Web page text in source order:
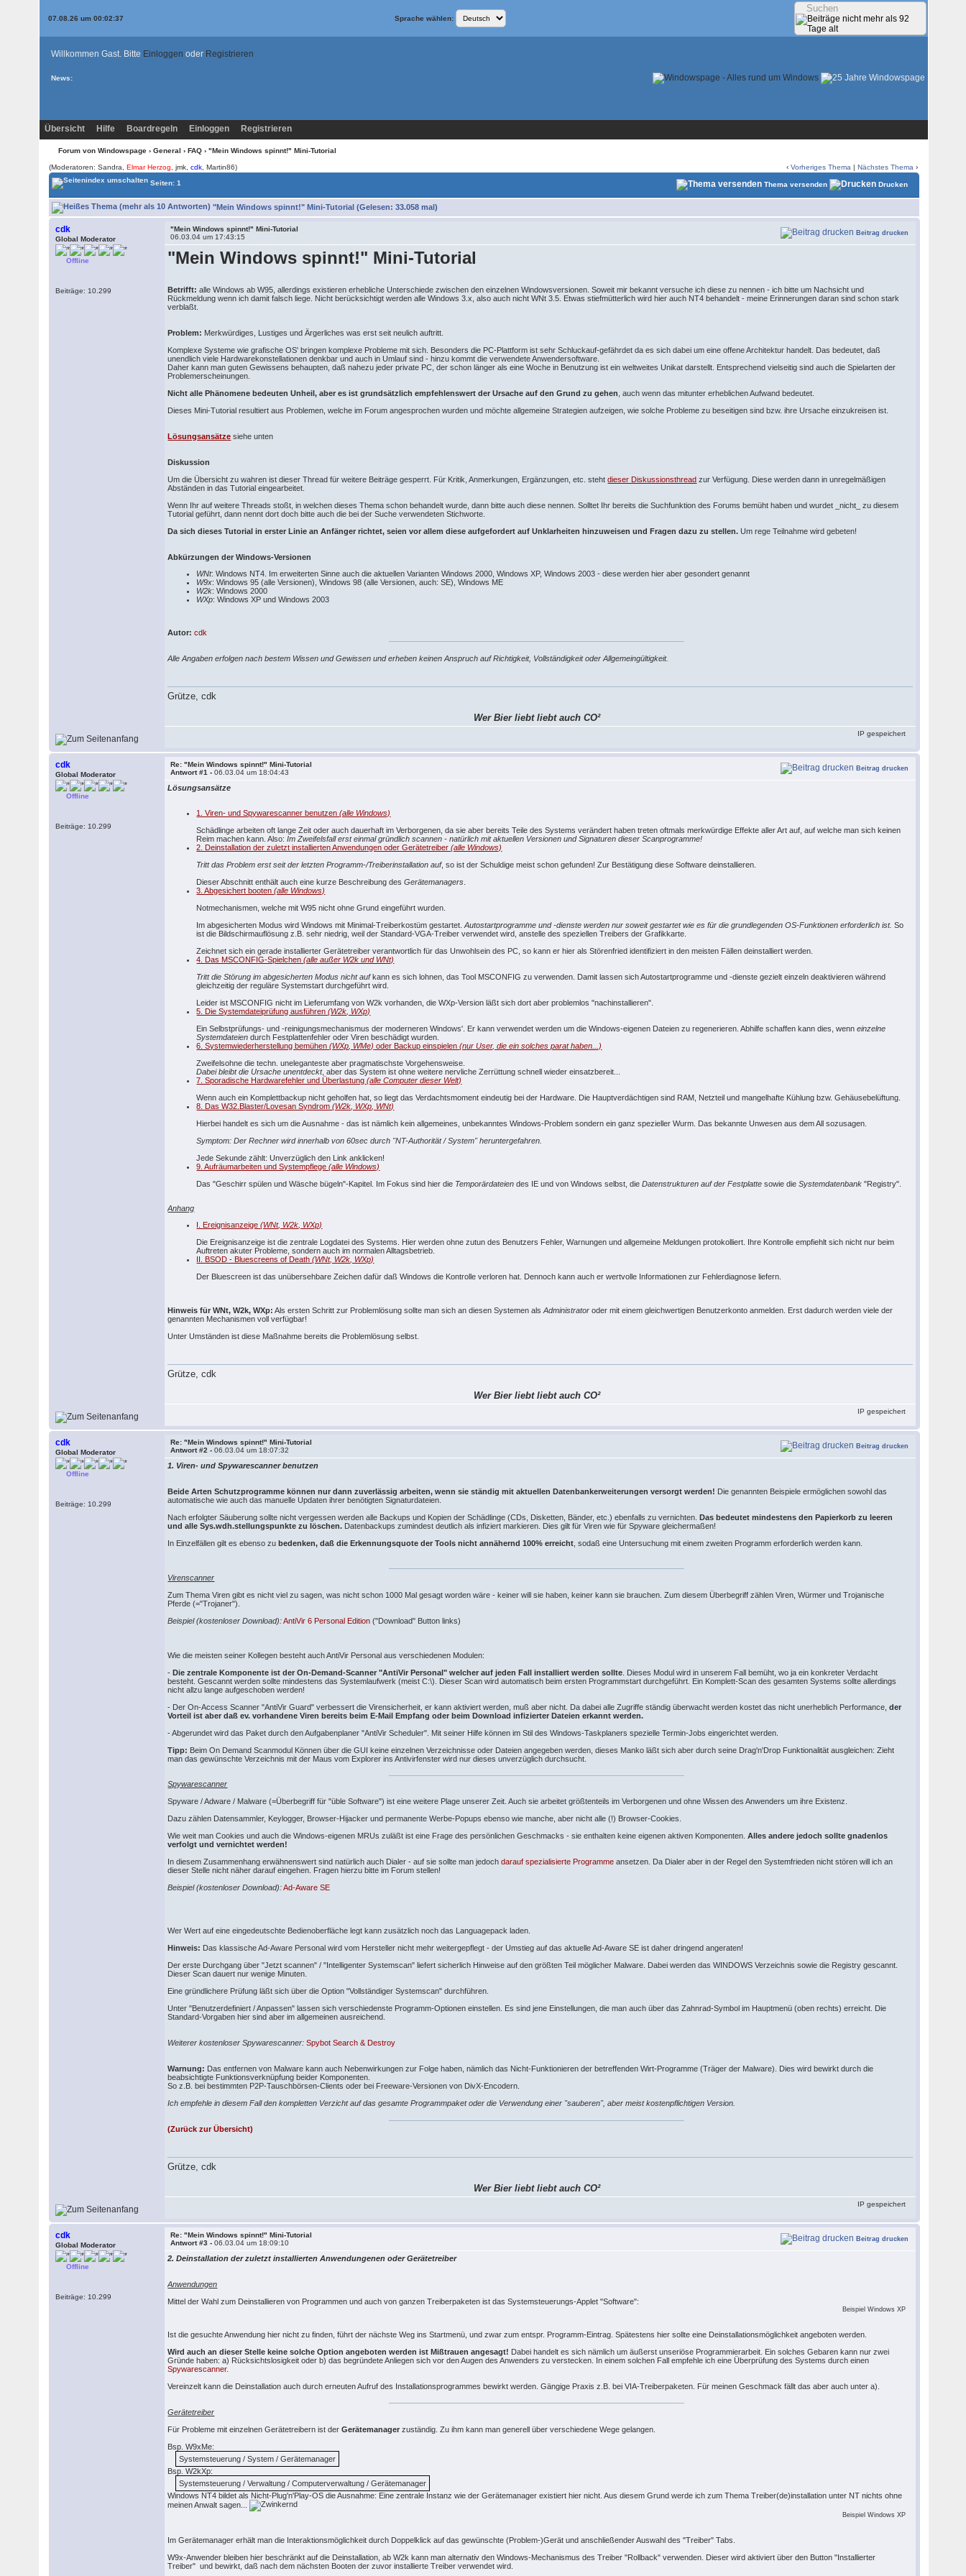
07.08.26 um 00:02:37 Sprache wählen:
Willkommen Gast. Bitte Einloggen oder Registrieren
News:
Übersicht Hilfe Boardregeln Einloggen Registrieren
Forum von Windowspage › General › FAQ › "Mein Windows spinnt!" Mini-Tutorial
(Moderatoren: Sandra,Elmar Herzog , jmk,cdk , Martin86) ‹Vorheriges Thema |Nächstes Thema ›
Seiten: 1
Thema versenden Drucken
"Mein Windows spinnt!" Mini-Tutorial (Gelesen: 33.058 mal)
cdk
Global Moderator
Offline
Beiträge: 10.299
"Mein Windows spinnt!" Mini-Tutorial
06.03.04 um 17:43:15
Beitrag drucken
"Mein Windows spinnt!" Mini-Tutorial
Betrifft: alle Windows ab W95, allerdings existieren erhebliche Unterschiede zwischen den einzelnen Windowsversionen. Soweit mir bekannt versuche ich diese zu nennen - ich bitte um Nachsicht und
Rückmeldung wenn ich damit falsch liege. Nicht berücksichtigt werden alle Windows 3.x, also auch nicht WNt 3.5. Etwas stiefmütterlich wird hier auch NT4 behandelt - meine Erinnerungen daran sind schon stark
verblaßt.
Problem: Merkwürdiges, Lustiges und Ärgerliches was erst seit neulich auftritt.
Komplexe Systeme wie grafische OS' bringen komplexe Probleme mit sich. Besonders die PC-Plattform ist sehr Schluckauf-gefährdet da es sich dabei um eine offene Architektur handelt. Das bedeutet, daß
unendlich viele Hardwarekonstellationen denkbar und auch in Umlauf sind - hinzu kommt die verwendete Anwendersoftware.
Daher kann man guten Gewissens behaupten, daß nahezu jeder private PC, der schon länger als eine Woche in Benutzung ist ein weltweites Unikat darstellt. Entsprechend vielseitig sind auch die Spielarten der
Problemerscheinungen.
Nicht alle Phänomene bedeuten Unheil, aber es ist grundsätzlich empfehlenswert der Ursache auf den Grund zu gehen , auch wenn das mitunter erheblichen Aufwand bedeutet.
Dieses Mini-Tutorial resultiert aus Problemen, welche im Forum angesprochen wurden und möchte allgemeine Strategien aufzeigen, wie solche Probleme zu beseitigen sind bzw. ihre Ursache einzukreisen ist.
Lösungsansätze siehe unten
Diskussion
Um die Übersicht zu wahren ist dieser Thread für weitere Beiträge gesperrt. Für Kritik, Anmerkungen, Ergänzungen, etc. stehtdieser Diskussionsthread zur Verfügung. Diese werden dann in unregelmäßigen
Abständen in das Tutorial eingearbeitet.
Wenn Ihr auf weitere Threads stoßt, in welchen dieses Thema schon behandelt wurde, dann bitte auch diese nennen. Solltet Ihr bereits die Suchfunktion des Forums bemüht haben und wurdet _nicht_ zu diesem
Tutorial geführt, dann nennt dort doch bitte auch die bei der Suche verwendeten Stichworte.
Da sich dieses Tutorial in erster Linie an Anfänger richtet, seien vor allem diese aufgefordert auf Unklarheiten hinzuweisen und Fragen dazu zu stellen. Um rege Teilnahme wird gebeten!
Abkürzungen der Windows-Versionen
WNt: Windows NT4. Im erweiterten Sinne auch die aktuellen Varianten Windows 2000, Windows XP, Windows 2003 - diese werden hier aber gesondert genannt
W9x: Windows 95 (alle Versionen), Windows 98 (alle Versionen, auch: SE), Windows ME
W2k: Windows 2000
WXp: Windows XP und Windows 2003
Autor: cdk
Alle Angaben erfolgen nach bestem Wissen und Gewissen und erheben keinen Anspruch auf Richtigkeit, Vollständigkeit oder Allgemeingültigkeit.
Grütze, cdk
Wer Bier liebt liebt auch CO²
IP gespeichert
cdk
Global Moderator
Offline
Beiträge: 10.299
Re: "Mein Windows spinnt!" Mini-Tutorial
Antwort #1 -06.03.04 um 18:04:43 Beitrag drucken
Lösungsansätze
1. Viren- und Spywarescanner benutzen(alle Windows)
Schädlinge arbeiten oft lange Zeit oder auch dauerhaft im Verborgenen, da sie aber bereits Teile des Systems verändert haben treten oftmals merkwürdige Effekte aller Art auf, auf welche man sich keinen
Reim machen kann. Also:Im Zweifelsfall erst einmal gründlich scannen - natürlich mit aktuellen Versionen und Signaturen dieser Scanprogramme!
2. Deinstallation der zuletzt installierten Anwendungen oder Gerätetreiber(alle Windows)
Tritt das Problem erst seit der letzten Programm-/Treiberinstallation auf, so ist der Schuldige meist schon gefunden! Zur Bestätigung diese Software deinstallieren.
Dieser Abschnitt enthält auch eine kurze Beschreibung desGerätemanagers
3. Abgesichert booten(alle Windows)
Notmechanismen, welche mit W95 nicht ohne Grund eingeführt wurden.
Im abgesicherten Modus wird Windows mit Minimal-Treiberkostüm gestartet.Autostartprogramme und -dienste werden nur soweit gestartet wie es für die grundlegenden OS-Funktionen erforderlich ist. So
ist die Bildschirmauflösung z.B. sehr niedrig, weil der Standard-VGA-Treiber verwendet wird, anstelle des speziellen Treibers der Grafikkarte.
Zeichnet sich ein gerade installierter Gerätetreiber verantwortlich für das Unwohlsein des PC, so kann er hier als Störenfried identifiziert in den meisten Fällen deinstalliert werden.
4. Das MSCONFIG-Spielchen(alle außer W2k und WNt)
Tritt die Störung im abgesicherten Modus nicht aufkann es sich lohnen, das Tool MSCONFIG zu verwenden. Damit lassen sich Autostartprogramme und -dienste gezielt einzeln deaktivieren während
gleichzeitig der reguläre Systemstart durchgeführt wird.
Leider ist MSCONFIG nicht im Lieferumfang von W2k vorhanden, die WXp-Version läßt sich dort aber problemlos "nachinstallieren".
5. Die Systemdateiprüfung ausführen(W2k, WXp)
Ein Selbstprüfungs- und -reinigungsmechanismus der moderneren Windows'. Er kann verwendet werden um die Windows-eigenen Dateien zu regenerieren. Abhilfe schaffen kann dies, wenneinzelne
Systemdateien durch Festplattenfehler oder Viren beschädigt wurden.
6. Systemwiederherstellung bemühen(WXp, WMe) oder Backup einspielen(nur User, die ein solches parat haben...)
Zweifelsohne die techn. uneleganteste aber pragmatischste Vorgehensweise.
Dabei bleibt die Ursache unentdeckt, aber das System ist ohne weitere nervliche Zerrüttung schnell wieder einsatzbereit...
7. Sporadische Hardwarefehler und Überlastung (alle Computer dieser Welt)
Wenn auch ein Komplettbackup nicht geholfen hat, so liegt das Verdachtsmoment eindeutig bei der Hardware. Die Hauptverdächtigen sind RAM, Netzteil und mangelhafte Kühlung bzw. Gehäusebelüftung.
8. Das W32.Blaster/Lovesan Syndrom(W2k, WXp, WNt)
Hierbei handelt es sich um die Ausnahme - das ist nämlich kein allgemeines, unbekanntes Windows-Problem sondern ein ganz spezieller Wurm. Das bekannte Unwesen aus dem All sozusagen.
Symptom: Der Rechner wird innerhalb von 60sec durch "NT-Authorität / System" heruntergefahren.
Jede Sekunde zählt: Unverzüglich den Link anklicken!
9. Aufräumarbeiten und Systempflege(alle Windows)
Das "Geschirr spülen und Wäsche bügeln"-Kapitel. Im Fokus sind hier die Temporärdateien des IE und von Windows selbst, dieDatenstrukturen auf der Festplatte sowie dieSystemdatenbank "Registry".
Anhang
I. Ereignisanzeige(WNt, W2k, WXp)
Die Ereignisanzeige ist die zentrale Logdatei des Systems. Hier werden ohne zutun des Benutzers Fehler, Warnungen und allgemeine Meldungen protokolliert. Ihre Kontrolle empfiehlt sich nicht nur beim
Auftreten akuter Probleme, sondern auch im normalen Alltagsbetrieb.
II. BSOD - Bluescreens of Death(WNt, W2k, WXp)
Der Bluescreen ist das unübersehbare Zeichen dafür daß Windows die Kontrolle verloren hat. Dennoch kann auch er wertvolle Informationen zur Fehlerdiagnose liefern.
Hinweis für WNt, W2k, WXp: Als ersten Schritt zur Problemlösung sollte man sich an diesen Systemen alsAdministrator oder mit einem gleichwertigen Benutzerkonto anmelden. Erst dadurch werden viele der
genannten Mechanismen voll verfügbar!
Unter Umständen ist diese Maßnahme bereits die Problemlösung selbst.
Grütze, cdk
Wer Bier liebt liebt auch CO²
IP gespeichert
cdk
Global Moderator
Offline
Beiträge: 10.299
Re: "Mein Windows spinnt!" Mini-Tutorial
Antwort #2 -06.03.04 um 18:07:32 Beitrag drucken
1. Viren- und Spywarescanner benutzen
Beide Arten Schutzprogramme können nur dann zuverlässig arbeiten, wenn sie ständig mit aktuellen Datenbankerweiterungen versorgt werden! Die genannten Beispiele ermöglichen sowohl das
automatische wie auch das manuelle Updaten ihrer benötigten Signaturdateien.
Nach erfolgter Säuberung sollte nicht vergessen werden alle Backups und Kopien der Schädlinge (CDs, Disketten, Bänder, etc.) ebenfalls zu vernichten.Das bedeutet mindestens den Papierkorb zu leeren
und alle Sys.wdh.stellungspunkte zu löschen. Datenbackups zumindest deutlich als infiziert markieren. Dies gilt für Viren wie für Spyware gleichermaßen!
In Einzelfällen gilt es ebenso zubedenken, daß die Erkennungsquote der Tools nicht annähernd 100% erreicht , sodaß eine Untersuchung mit einem zweiten Programm erforderlich werden kann.
Virenscanner
Zum Thema Viren gibt es nicht viel zu sagen, was nicht schon 1000 Mal gesagt worden wäre - keiner will sie haben, keiner kann sie brauchen. Zum diesem Überbegriff zählen Viren, Würmer und Trojanische
Pferde (="Trojaner").
Beispiel (kostenloser Download): AntiVir 6 Personal Edition ("Download" Button links)
Wie die meisten seiner Kollegen besteht auch AntiVir Personal aus verschiedenen Modulen:
-Die zentrale Komponente ist der On-Demand-Scanner "AntiVir Personal" welcher auf jeden Fall installiert werden sollte . Dieses Modul wird in unserem Fall bemüht, wo ja ein konkreter Verdacht
besteht. Gescannt werden sollte mindestens das Systemlaufwerk (meist C:\). Dieser Scan wird automatisch beim ersten Programmstart durchgeführt. Ein Komplett-Scan des gesamten Systems sollte allerdings
nicht allzu lange aufgeschoben werden!
- Der On-Access Scanner "AntiVir Guard" verbessert die Virensicherheit, er kann aktiviert werden, muß aber nicht. Da dabei alle Zugriffe ständig überwacht werden kostet das nicht unerheblich Performance,der
Vorteil ist aber daß ev. vorhandene Viren bereits beim E-Mail Empfang oder beim Download infizierter Dateien erkannt werden.
- Abgerundet wird das Paket durch den Aufgabenplaner "AntiVir Scheduler". Mit seiner Hilfe können im Stil des Windows-Taskplaners spezielle Termin-Jobs eingerichtet werden.
Tipp: Beim On Demand Scanmodul Können über die GUI keine einzelnen Verzeichnisse oder Dateien angegeben werden, dieses Manko läßt sich aber durch seine Drag'n'Drop Funktionalität ausgleichen: Zieht
man das gewünschte Verzeichnis mit der Maus vom Explorer ins Antivirfenster wird nur dieses unverzüglich durchsucht.
Spywarescanner
Spyware / Adware / Malware (=Überbegriff für "üble Software") ist eine weitere Plage unserer Zeit. Auch sie arbeitet größtenteils im Verborgenen und ohne Wissen des Anwenders um ihre Existenz.
Dazu zählen Datensammler, Keylogger, Browser-Hijacker und permanente Werbe-Popups ebenso wie manche, aber nicht alle (!) Browser-Cookies.
Wie weit man Cookies und auch die Windows-eigenen MRUs zuläßt ist eine Frage des persönlichen Geschmacks - sie enthalten keine eigenen aktiven Komponenten.Alles andere jedoch sollte gnadenlos
verfolgt und vernichtet werden!
In diesem Zusammenhang erwähnenswert sind natürlich auch Dialer - auf sie sollte man jedochdarauf spezialisierte Programme ansetzen. Da Dialer aber in der Regel den Systemfrieden nicht stören will ich an
dieser Stelle nicht näher darauf eingehen. Fragen hierzu bitte im Forum stellen!
Beispiel (kostenloser Download): Ad-Aware SE
Wer Wert auf eine eingedeutschte Bedienoberfläche legt kann zusätzlich noch das Languagepack laden.
Hinweis: Das klassische Ad-Aware Personal wird vom Hersteller nicht mehr weitergepflegt - der Umstieg auf das aktuelle Ad-Aware SE ist daher dringend angeraten!
Der erste Durchgang über "Jetzt scannen" / "Intelligenter Systemscan" liefert sicherlich Hinweise auf den größten Teil möglicher Malware. Dabei werden das WINDOWS Verzeichnis sowie die Registry gescannt.
Dieser Scan dauert nur wenige Minuten.
Eine gründlichere Prüfung läßt sich über die Option "Vollständiger Systemscan" durchführen.
Unter "Benutzerdefiniert / Anpassen" lassen sich verschiedenste Programm-Optionen einstellen. Es sind jene Einstellungen, die man auch über das Zahnrad-Symbol im Hauptmenü (oben rechts) erreicht. Die
Standard-Vorgaben hier sind aber im allgemeinen ausreichend.
Weiterer kostenloser Spywarescanner: Spybot Search & Destroy
Warnung: Das entfernen von Malware kann auch Nebenwirkungen zur Folge haben, nämlich das Nicht-Funktionieren der betreffenden Wirt-Programme (Träger der Malware). Dies wird bewirkt durch die
beabsichtigte Funktionsverknüpfung beider Komponenten.
So z.B. bei bestimmten P2P-Tauschbörsen-Clients oder bei Freeware-Versionen von DivX-Encodern.
Ich empfehle in diesem Fall den kompletten Verzicht auf das gesamte Programmpaket oder die Verwendung einer "sauberen", aber meist kostenpflichtigen Version.
(Zurück zur Übersicht)
Grütze, cdk
Wer Bier liebt liebt auch CO²
IP gespeichert
cdk
Global Moderator
Offline
Beiträge: 10.299
Re: "Mein Windows spinnt!" Mini-Tutorial
Antwort #3 -06.03.04 um 18:09:10 Beitrag drucken
2. Deinstallation der zuletzt installierten Anwendungenen oder Gerätetreiber
Anwendungen
Mittel der Wahl zum Deinstallieren von Programmen und auch von ganzen Treiberpaketen ist das Systemsteuerungs-Applet "Software":
Beispiel Windows XP
Ist die gesuchte Anwendung hier nicht zu finden, führt der nächste Weg ins Startmenü, und zwar zum entspr. Programm-Eintrag. Spätestens hier sollte eine Deinstallationsmöglichkeit angeboten werden.
Wird auch an dieser Stelle keine solche Option angeboten werden ist Mißtrauen angesagt! Dabei handelt es sich nämlich um äußerst unseriöse Programmierarbeit. Ein solches Gebaren kann nur zwei
Gründe haben: a) Rücksichtslosigkeit oder b) das begründete Anliegen sich vor den Augen des Anwenders zu verstecken. In einem solchen Fall empfehle ich eine Überprüfung des Systems durch einen
Spywarescanner.
Vereinzelt kann die Deinstallation auch durch erneuten Aufruf des Installationsprogrammes bewirkt werden. Gängige Praxis z.B. bei VIA-Treiberpaketen. Für meinen Geschmack fällt das aber auch unter a).
Gerätetreiber
Für Probleme mit einzelnen Gerätetreibern ist derGerätemanager zuständig. Zu ihm kann man generell über verschiedene Wege gelangen.
Bsp. W9xMe:
Systemsteuerung / System / Gerätemanager
Bsp. W2kXp:
Systemsteuerung / Verwaltung / Computerverwaltung / Gerätemanager
Windows NT4 bildet als Nicht-Plug'n'Play-OS die Ausnahme: Eine zentrale Instanz wie der Gerätemanager existiert hier nicht. Aus diesem Grund werde ich zum Thema Treiber(de)installation unter NT nichts ohne
meinen Anwalt sagen...
Beispiel Windows XP
Im Gerätemanager erhält man die Interaktionsmöglichkeit durch Doppelklick auf das gewünschte (Problem-)Gerät und anschließender Auswahl des "Treiber" Tabs.
W9x-Anwender bleiben hier beschränkt auf die Deinstallation, ab W2k kann man alternativ den Windows-Mechanismus des Treiber "Rollback" verwenden. Dieser wird aktiviert über den Button "Installierter
Treiber" und bewirkt, daß nach dem nächsten Booten der zuvor installierte Treiber verwendet wird.